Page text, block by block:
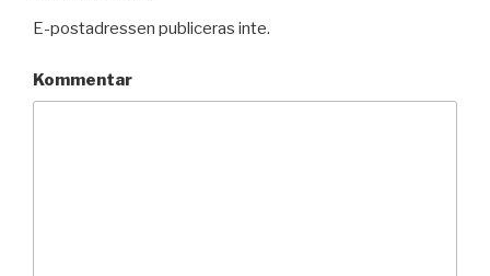
E-postadressen publiceras inte.
Kommentar